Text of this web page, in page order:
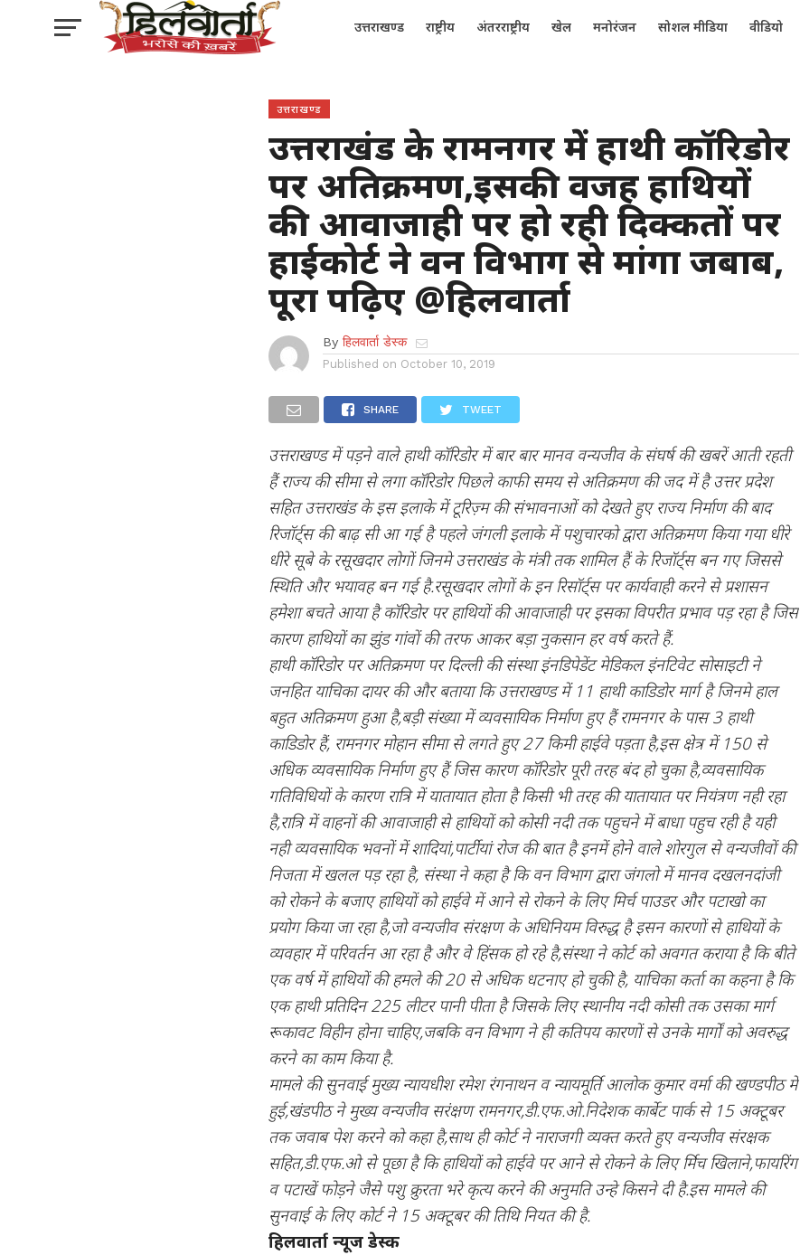
उत्तराखण्ड राष्ट्रीय अंतरराष्ट्रीय खेल मनोरंजन सोशल मीडिया वीडियो
उत्तराखण्ड
उत्तराखंड के रामनगर में हाथी कॉरिडोर
पर अतिक्रमण,इसकी वजह हाथियों
की आवाजाही पर हो रही दिक्कतों पर
हाईकोर्ट ने वन विभाग से मांगा जबाब,
पूरा पढ़िए @हिलवार्ता
By हिलवार्ता डेस्क
Published on October 10, 2019
SHARE TWEET
उत्तराखण्ड में पड़ने वाले हाथी कॉरिडोर में बार बार मानव वन्यजीव के संघर्ष की खबरें आती रहती
हैं राज्य की सीमा से लगा कॉरिडोर पिछले काफी समय से अतिक्रमण की जद में है उत्तर प्रदेश
सहित उत्तराखंड के इस इलाके में टूरिज़्म की संभावनाओं को देखते हुए राज्य निर्माण की बाद
रिजॉर्ट्स की बाढ़ सी आ गई है पहले जंगली इलाके में पशुचारको द्वारा अतिक्रमण किया गया धीरे
धीरे सूबे के रसूखदार लोगों जिनमे उत्तराखंड के मंत्री तक शामिल हैं के रिजॉर्ट्स बन गए जिससे
स्थिति और भयावह बन गई है.रसूखदार लोगों के इन रिसॉर्ट्स पर कार्यवाही करने से प्रशासन
हमेशा बचते आया है कॉरिडोर पर हाथियों की आवाजाही पर इसका विपरीत प्रभाव पड़ रहा है जिस
कारण हाथियों का झुंड गांवों की तरफ आकर बड़ा नुकसान हर वर्ष करते हैं.
हाथी कॉरिडोर पर अतिक्रमण पर दिल्ली की संस्था इंनडिपेडेंट मेडिकल इंनटिवेट सोसाइटी ने
जनहित याचिका दायर की और बताया कि उत्तराखण्ड में 11 हाथी काडिडोर मार्ग है जिनमे हाल
बहुत अतिक्रमण हुआ है,बड़ी संख्या में व्यवसायिक निर्माण हुए हैं रामनगर के पास 3 हाथी
काडिडोर हैं, रामनगर मोहान सीमा से लगते हुए 27 किमी हाईवे पड़ता है,इस क्षेत्र में 150 से
अधिक व्यवसायिक निर्माण हुए हैं जिस कारण कॉरिडोर पूरी तरह बंद हो चुका है,व्यवसायिक
गतिविधियों के कारण रात्रि में यातायात होता है किसी भी तरह की यातायात पर नियंत्रण नही रहा
है,रात्रि में वाहनों की आवाजाही से हाथियों को कोसी नदी तक पहुचने में बाधा पहुच रही है यही
नही व्यवसायिक भवनों में शादियां,पार्टीयां रोज की बात है इनमें होने वाले शोरगुल से वन्यजीवों की
निजता में खलल पड़ रहा है, संस्था ने कहा है कि वन विभाग द्वारा जंगलो में मानव दखलनदांजी
को रोकने के बजाए हाथियों को हाईवे में आने से रोकने के लिए मिर्च पाउडर और पटाखो का
प्रयोग किया जा रहा है,जो वन्यजीव संरक्षण के अधिनियम विरुद्ध है इसन कारणों से हाथियों के
व्यवहार में परिवर्तन आ रहा है और वे हिंसक हो रहे है,संस्था ने कोर्ट को अवगत कराया है कि बीते
एक वर्ष में हाथियों की हमले की 20 से अधिक धटनाए हो चुकी है, याचिका कर्ता का कहना है कि
एक हाथी प्रतिदिन 225 लीटर पानी पीता है जिसके लिए स्थानीय नदी कोसी तक उसका मार्ग
रूकावट विहीन होना चाहिए,जबकि वन विभाग ने ही कतिपय कारणों से उनके मार्गों को अवरुद्ध
करने का काम किया है.
मामले की सुनवाई मुख्य न्यायधीश रमेश रंगनाथन व न्यायमूर्ति आलोक कुमार वर्मा की खण्डपीठ में
हुई,खंडपीठ ने मुख्य वन्यजीव सरंक्षण रामनगर,डी.एफ.ओ.निदेशक कार्बेट पार्क से 15 अक्टूबर
तक जवाब पेश करने को कहा है,साथ ही कोर्ट ने नाराजगी व्यक्त करते हुए वन्यजीव संरक्षक
सहित,डी.एफ.ओ से पूछा है कि हाथियों को हाईवे पर आने से रोकने के लिए र्मिच खिलाने,फायरिंग
व पटाखें फोड़ने जैसे पशु क्रुरता भरे कृत्य करने की अनुमति उन्हे किसने दी है.इस मामले की
सुनवाई के लिए कोर्ट ने 15 अक्टूबर की तिथि नियत की है.
हिलवार्ता न्यूज डेस्क